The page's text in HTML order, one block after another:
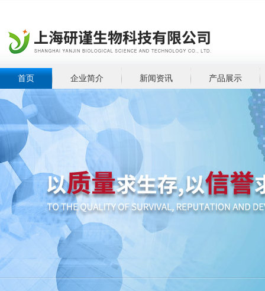
首页 企业简介 新闻资讯 产品展示